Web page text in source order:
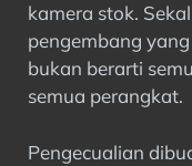
kamera stok.
pengembang
bukan berarti
semua perangkat.
Pengecualian